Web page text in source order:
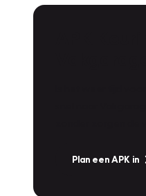
Plan een APK in